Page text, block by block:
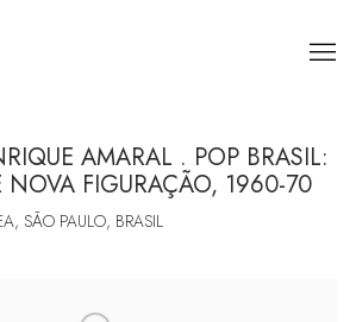
AMARAL . POP BRASIL:
NOVA FIGURAÇÃO, 1960-70
SÃO PAULO, BRASIL